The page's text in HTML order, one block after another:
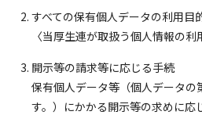
すべての保有個人データの利用目
〈当厚生連が取扱う個人情報の利
開示等の請求等に応じる手続
保有個人データ等（個人データの
す。）にかかる開示等の求めに応